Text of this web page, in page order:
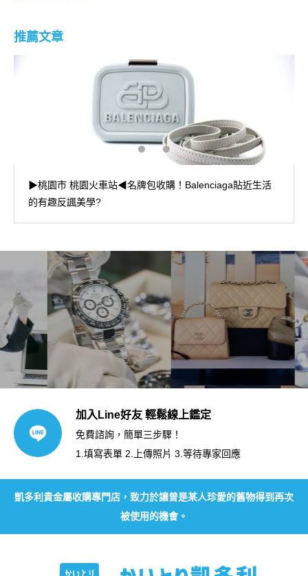
推薦文章
▶桃園市 桃園火車站◀名牌包收購！Balenciaga貼近生活
的有趣反諷美學?
加入Line好友 輕鬆線上鑑定
免費諮詢，簡單三步驟！
1.填寫表單 2.上傳照片 3.等待專家回應
凱多利貴金屬收購專門店，致力於讓曾是某人珍愛的舊物得到再次
被使用的機會。